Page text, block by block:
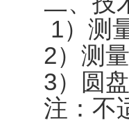
1）测
2）测
3）圆
注：不